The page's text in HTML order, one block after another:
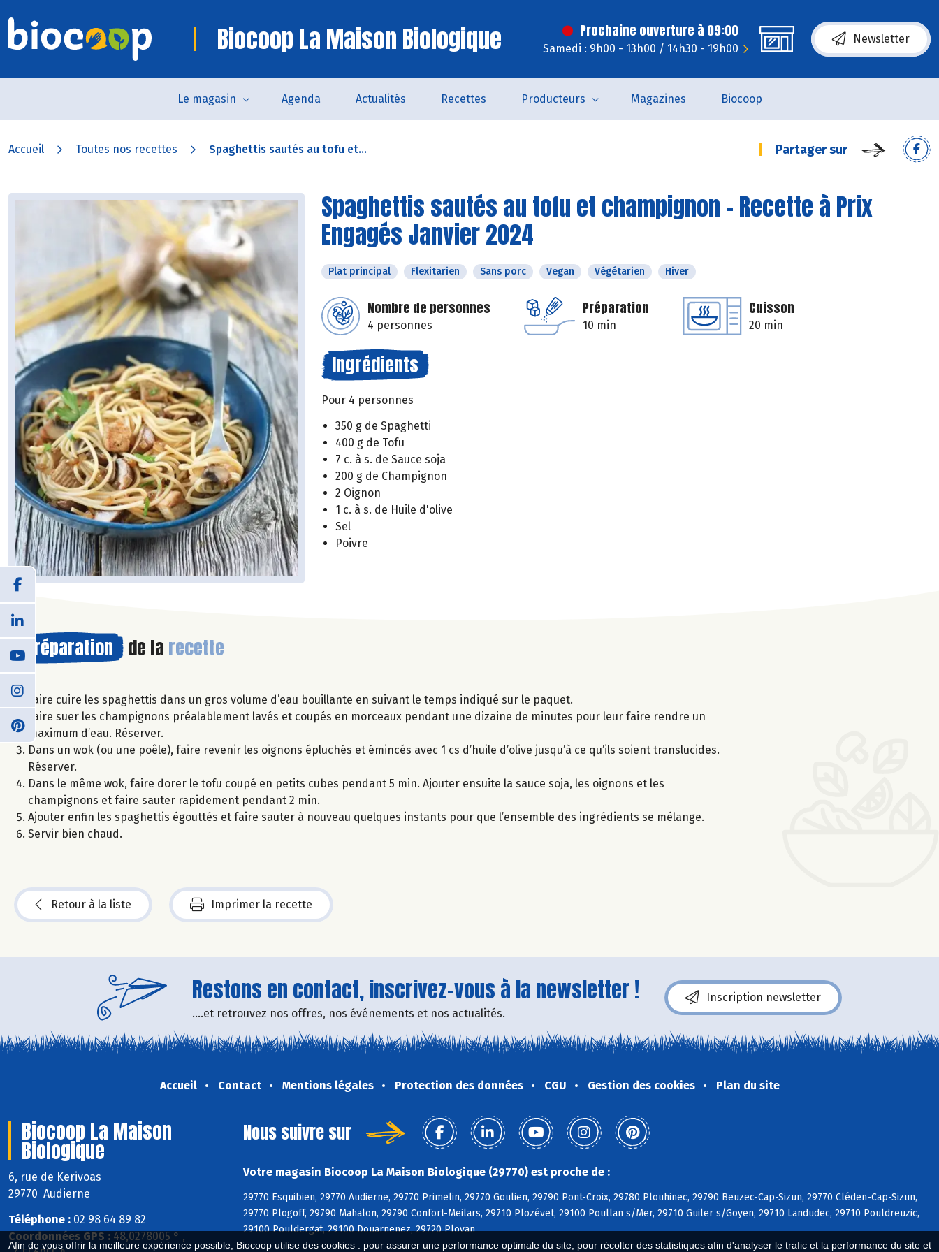
Afin de vous offrir la meilleure expérience possible, Biocoop utilise des cookies : pour assurer une performance optimale du site, pour récolter des statistiques afin d'analyser le trafic et la performance du site et
Biocoop La Maison Biologique Prochaine ouverture à 09:00
Samedi : 9h00 - 13h00 / 14h30 - 19h00
Newsletter
Le magasin Agenda Actualités Recettes Producteurs Magazines Biocoop
Accueil Toutes nos recettes Spaghettis sautés au tofu et... Partager sur
Spaghettis sautés au tofu et champignon - Recette à Prix
Engagés Janvier 2024
Plat principal Flexitarien Sans porc Vegan Végétarien Hiver
Nombre de personnes
4 personnes
Préparation
10 min
Cuisson
20 min
Ingrédients
Pour 4 personnes
350 g de Spaghetti
400 g de Tofu
7 c. à s. de Sauce soja
200 g de Champignon
2 Oignon
1 c. à s. de Huile d'olive
Sel
Poivre
Préparation de la recette
Faire cuire les spaghettis dans un gros volume d’eau bouillante en suivant le temps indiqué sur le paquet.
Faire suer les champignons préalablement lavés et coupés en morceaux pendant une dizaine de minutes pour leur faire rendre un
maximum d’eau. Réserver.
Dans un wok (ou une poêle), faire revenir les oignons épluchés et émincés avec 1 cs d’huile d’olive jusqu’à ce qu’ils soient translucides.
Réserver.
Dans le même wok, faire dorer le tofu coupé en petits cubes pendant 5 min. Ajouter ensuite la sauce soja, les oignons et les
champignons et faire sauter rapidement pendant 2 min.
Ajouter enfin les spaghettis égouttés et faire sauter à nouveau quelques instants pour que l’ensemble des ingrédients se mélange.
Servir bien chaud.
Retour à la liste Imprimer la recette
Restons en contact, inscrivez-vous à la newsletter !
....et retrouvez nos offres, nos événements et nos actualités.
Inscription newsletter
Accueil Contact Mentions légales Protection des données CGU Gestion des cookies Plan du site
Biocoop La Maison
Biologique
6, rue de Kerivoas
29770 Audierne
Téléphone : 02 98 64 89 82
Coordonnées GPS : 48,0278005 ° ,
Nous suivre sur
Votre magasin Biocoop La Maison Biologique (29770) est proche de :
29770 Esquibien, 29770 Audierne, 29770 Primelin, 29770 Goulien, 29790 Pont-Croix, 29780 Plouhinec, 29790 Beuzec-Cap-Sizun, 29770 Cléden-Cap-Sizun,
29770 Plogoff, 29790 Mahalon, 29790 Confort-Meilars, 29710 Plozévet, 29100 Poullan s/Mer, 29710 Guiler s/Goyen, 29710 Landudec, 29710 Pouldreuzic,
29100 Pouldergat, 29100 Douarnenez, 29720 Plovan